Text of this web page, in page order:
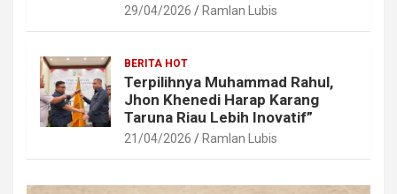
29/04/2026 Ramlan Lubis
BERITA HOT
Terpilihnya Muhammad Rahul,
Jhon Khenedi Harap Karang
Taruna Riau Lebih Inovatif”
21/04/2026 Ramlan Lubis